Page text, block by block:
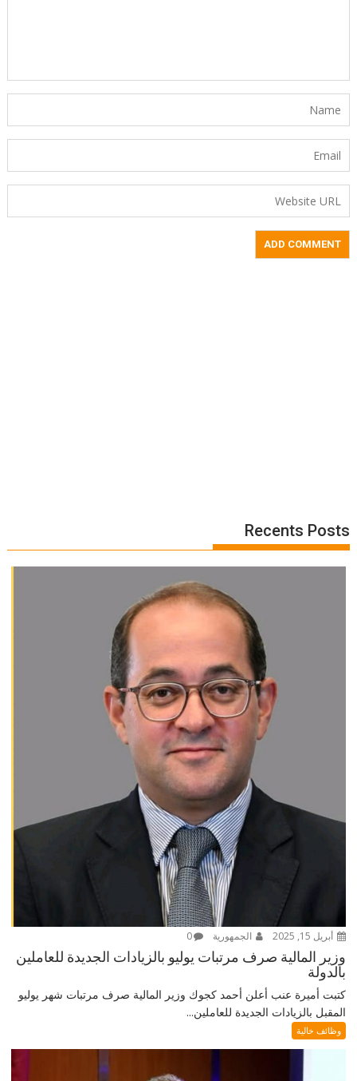
Recents Posts
أبريل 15, 2025 الجمهورية 0
وزير المالية صرف مرتبات يوليو بالزيادات الجديدة للعاملين
بالدولة
كتبت أميرة عنب أعلن أحمد كجوك وزير المالية صرف مرتبات شهر يوليو
المقبل بالزيادات الجديدة للعاملين...
وظائف خالية